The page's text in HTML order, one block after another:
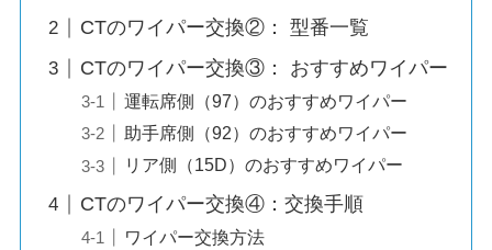
CTのワイパー交換②： 型番一覧
CTのワイパー交換③： おすすめワイパー
運転席側（97）のおすすめワイパー
助手席側（92）のおすすめワイパー
リア側（15D）のおすすめワイパー
CTのワイパー交換④：交換手順
ワイパー交換方法